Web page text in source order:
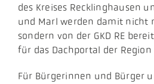
des Kreises Recklinghausen
und Marl werden damit nicht
sondern von der GKD RE
für das Dachportal der Region
Für Bürgerinnen und Bürger